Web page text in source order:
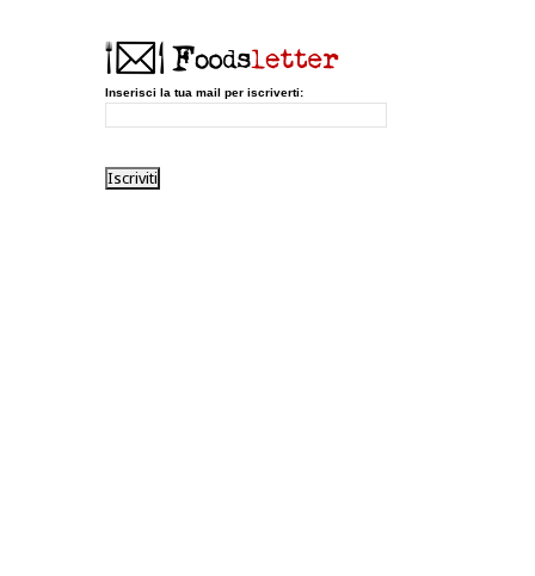
Inserisci la tua mail per iscriverti: